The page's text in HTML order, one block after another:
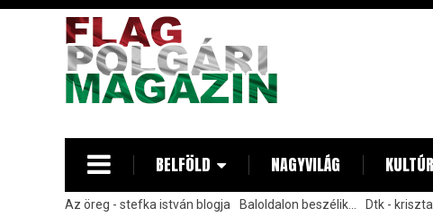
BELFÖLD NAGYVILÁG
Az öreg - stefka istván blogja Baloldalon beszélik... Dtk -